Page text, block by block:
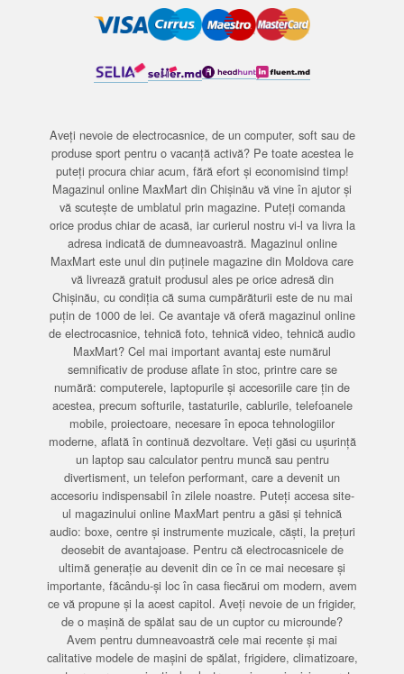
Aveți nevoie de electrocasnice, de un computer, soft sau de
produse sport pentru o vacanță activă? Pe toate acestea le
puteți procura chiar acum, fără efort și economisind timp!
Magazinul online MaxMart din Chișinău vă vine în ajutor și
vă scutește de umblatul prin magazine. Puteți comanda
orice produs chiar de acasă, iar curierul nostru vi-l va livra la
adresa indicată de dumneavoastră. Magazinul online
MaxMart este unul din puținele magazine din Moldova care
vă livrează gratuit produsul ales pe orice adresă din
Chișinău, cu condiția că suma cumpărăturii este de nu mai
puțin de 1000 de lei. Ce avantaje vă oferă magazinul online
de electrocasnice, tehnică foto, tehnică video, tehnică audio
MaxMart? Cel mai important avantaj este numărul
semnificativ de produse aflate în stoc, printre care se
numără: computerele, laptopurile și accesoriile care țin de
acestea, precum softurile, tastaturile, cablurile, telefoanele
mobile, proiectoare, necesare în epoca tehnologiilor
moderne, aflată în continuă dezvoltare. Veți găsi cu ușurință
un laptop sau calculator pentru muncă sau pentru
divertisment, un telefon performant, care a devenit un
accesoriu indispensabil în zilele noastre. Puteți accesa site-
ul magazinului online MaxMart pentru a găsi și tehnică
audio: boxe, centre și instrumente muzicale, căști, la prețuri
deosebit de avantajoase. Pentru că electrocasnicele de
ultimă generație au devenit din ce în ce mai necesare și
importante, făcându-și loc în casa fiecărui om modern, avem
ce vă propune și la acest capitol. Aveți nevoie de un frigider,
de o mașină de spălat sau de un cuptor cu microunde?
Avem pentru dumneavoastră cele mai recente și mai
calitative modele de mașini de spălat, frigidere, climatizoare,